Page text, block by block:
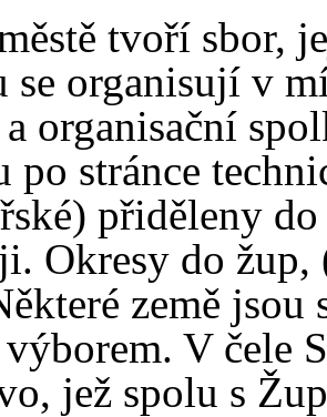
tvoří sbor,
se organisují v
organisační
po stránce
přiděleny
Okresy do
země
V čele
jež spolu s